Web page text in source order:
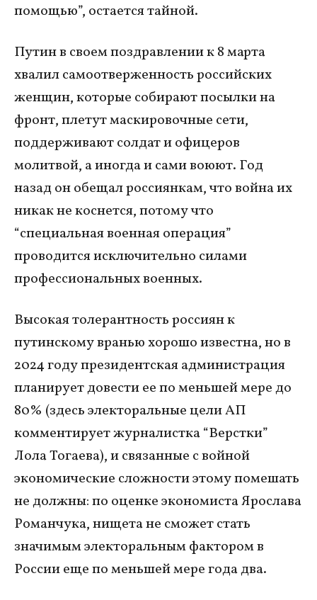
помощью”, остается тайной.
Путин в своем поздравлении к 8 марта
хвалил самоотверженность российских
женщин, которые собирают посылки на
фронт, плетут маскировочные сети,
поддерживают солдат и офицеров
молитвой, а иногда и сами воюют. Год
назад он обещал россиянкам, что война их
никак не коснется, потому что
“специальная военная операция”
проводится исключительно силами
профессиональных военных.
Высокая толерантность россиян к
путинскому вранью хорошо известна, но в
2024 году президентская администрация
планирует довести ее по меньшей мере до
80% (здесь электоральные цели АП
комментирует журналистка “Верстки”
Лола Тогаева), и связанные с войной
экономические сложности этому помешать
не должны: по оценке экономиста Ярослава
Романчука, нищета не сможет стать
значимым электоральным фактором в
России еще по меньшей мере года два.